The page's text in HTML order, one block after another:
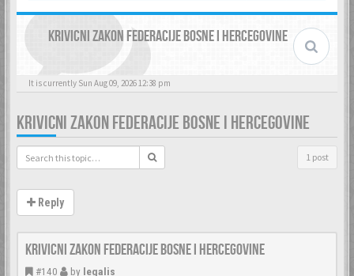
KRIVICNI ZAKON FEDERACIJE BOSNE I HERCEGOVINE
It is currently Sun Aug 09, 2026 12:38 pm
KRIVICNI ZAKON FEDERACIJE BOSNE I HERCEGOVINE
1 post
Reply
Krivicni zakon Federacije Bosne i Hercegovine
#140 by legalis